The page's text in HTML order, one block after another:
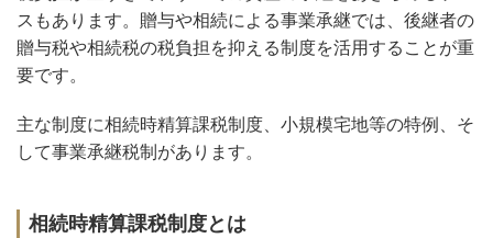
スもあります。贈与や相続による事業承継では、後継者の
贈与税や相続税の税負担を抑える制度を活用することが重
要です。
主な制度に相続時精算課税制度、小規模宅地等の特例、そ
して事業承継税制があります。
相続時精算課税制度とは